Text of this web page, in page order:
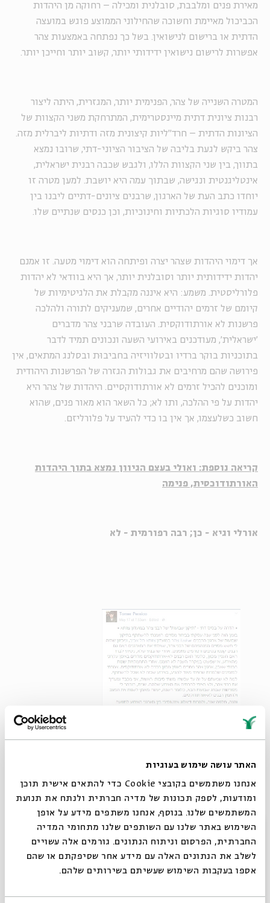
האתר עושה שימוש בעוגיות
אנחנו משתמשים בקובצי Cookie כדי להתאים אישית תוכן
ומודעות, לספק תכונות של מדיה חברתית ולנתח את תנועת
המשתמשים שלנו. בנוסף, אנחנו משתפים מידע על אופן
השימוש באתר שלנו עם השותפים שלנו מתחומי המדיה
החברתית, הפרסום וניתוח הנתונים. גורמים אלה עשויים
לשלב את הנתונים האלה עם מידע אחר שסיפקתם או שהם
אספו בעקבות השימוש שעשיתם בשירותים שלהם.
מאירת פנים ומלבבת, סובלנית ומכילה – רחוקה מן היהדות
הכביכול מאיימת וחשוכה שהחילוני הממוצע פוגש במועצה
הדתית או ברישום לנישואין. בשל כך נפתחה באמצעות צהר
אפשרות לרישום נישואין ידידותי יותר, קשוב יותר וחייכן יותר.
המטרה השנייה של צהר, הפנימית יותר, המגזרית, היתה ליצור
רבנות ציונית דתית מיינסטרימית, המתרחקת משני הקצוות של
הציונות הדתית – חרד"ליות קיצונית מזה ודתיות ליברלית מזה.
צהר ביקש לגעת בליבה של הציבור הציוני-דתי, שרובו נמצא
בתווך, בין שני הקצוות הללו, ולגבש שכבה רבנית ישראלית,
אינטליגנטית ונגישה, שבתוך עמה היא יושבת. למען מטרה זו
יוחדו כתב העת של הארגון, שרבנים ציונים-דתיים ליבנו בין
עמודיו סוגיות הלכתיות וחינוכיות, וכן כנסים שנתיים שלו.
אך דימוי היהדות שצהר יצרה ופיתחה הוא דימוי מטעה. זו אמנם
יהדות ידידותית יותר וסובלנית יותר, אך היא בוודאי לא יהדות
פלורליסטית. משמע: היא איננה מקבלת את הלגיטימיות של
קיומם של זרמים יהודיים אחרים, שמעניקים לתורה ולהלכה
פרשנות לא אורתודוקסית. העובדה שרבני צהר מדברים
'ישראלית', מעודכנים באירועי השעה ונכונים תמיד לדבר
בתוכניות בוקר ברדיו ובטלוויזיה בחביבוּת ובסלנג המתאים, אין
פירושה שהם מרחיבים את גבולות הגזרה של הפרשנות היהודית
ומוכנים להכיל זרמים לא אורתודוקסיים. היהדות של צהר היא
יהדות על פי ההלכה, ותו לא; כל השאר הוא מאור פנים, שהוא
חשוב כשלעצמו, אך אין בו כדי להעיד על פלורליזם.
קריאה נוספת: ואולי בעצם הגיוון נמצא בתוך היהדות
האורתודוכסית, פנימה
אורלי וגיא - כן; רבה רפורמית - לא
סגור